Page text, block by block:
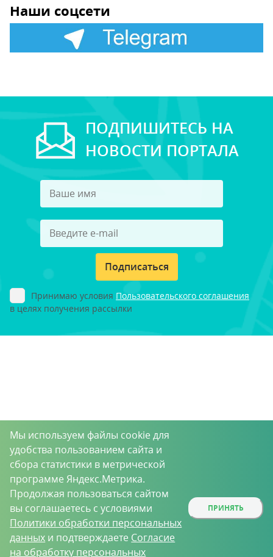
Наши соцсети
ПОДПИШИТЕСЬ НА
НОВОСТИ ПОРТАЛА
Подписаться
Принимаю условия Пользовательского соглашения
в целях получения рассылки
Мы используем файлы cookie для
удобства пользованием сайта и
сбора статистики в метрической
программе Яндекс.Метрика.
Продолжая пользоваться сайтом
вы соглашаетесь с условиями
Политики обработки персональных
данных и подтверждаете Согласие
на обработку персональных
ПРИНЯТЬ